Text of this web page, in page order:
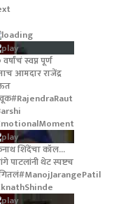
स्वप्न पूर्ण
आमदार राजेंद्र
शिंदेंचा कॉल...
पाटलांनी थेट स्पष्टच